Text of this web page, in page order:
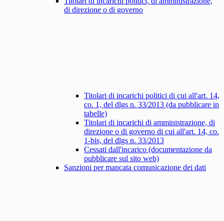
di direzione o di governo
Titolari di incarichi politici di cui all'art. 14,
co. 1, del dlgs n. 33/2013 (da pubblicare in
tabelle)
Titolari di incarichi di amministrazione, di
direzione o di governo di cui all'art. 14, co.
1-bis, del dlgs n. 33/2013
Cessati dall'incarico (documentazione da
pubblicare sul sito web)
Sanzioni per mancata comunicazione dei dati